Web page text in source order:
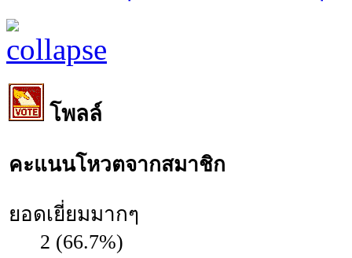
โพลล์
คะแนนโหวตจากสมาชิก
ยอดเยี่ยมมากๆ
2 (66.7%)